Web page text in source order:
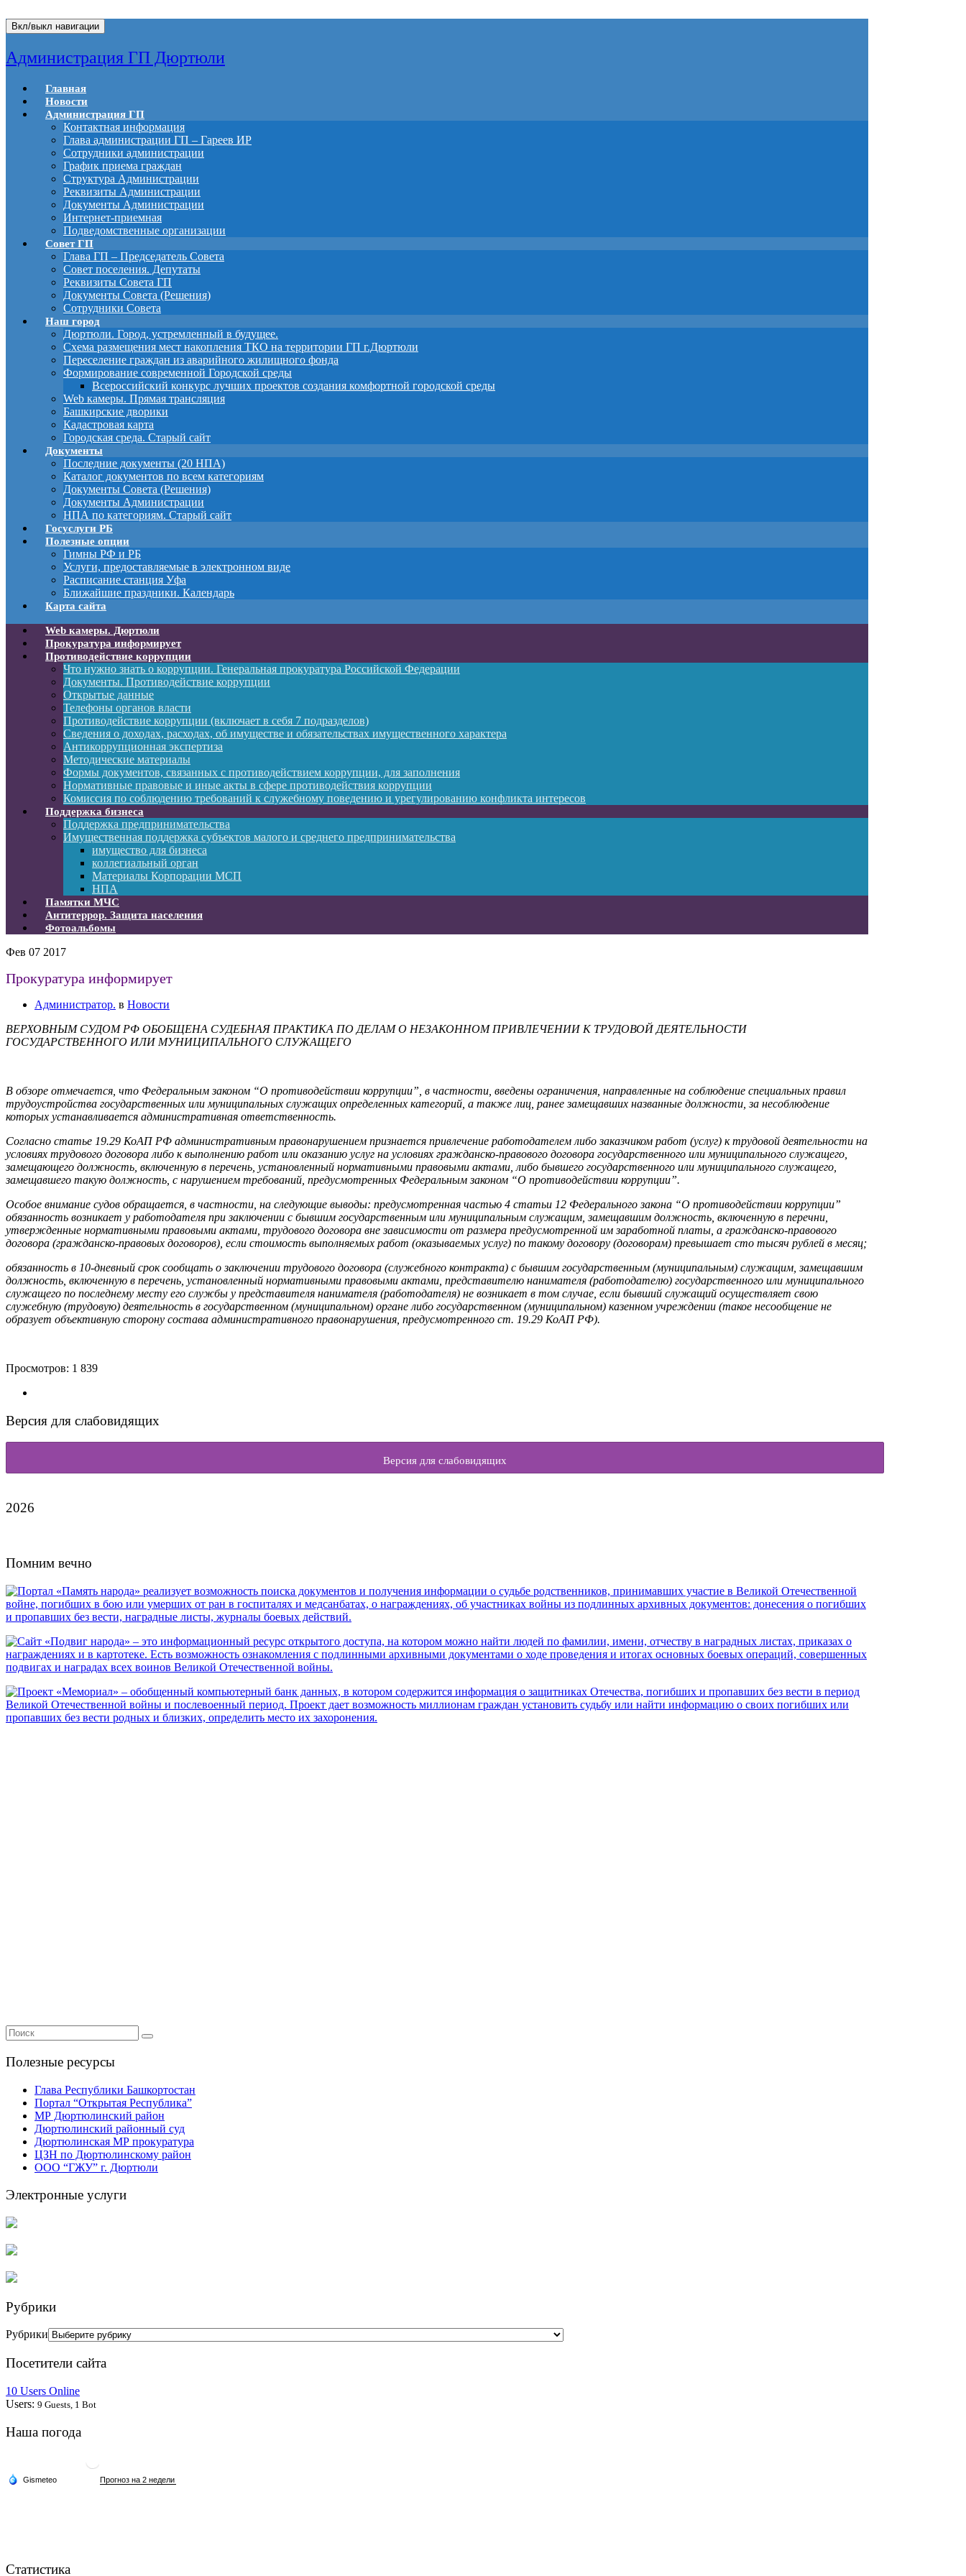
Вкл/выкл навигации
Администрация ГП Дюртюли
Главная
Новости
Администрация ГП
Контактная информация
Глава администрации ГП – Гареев ИР
Сотрудники администрации
График приема граждан
Структура Администрации
Реквизиты Администрации
Документы Администрации
Интернет-приемная
Подведомственные организации
Совет ГП
Глава ГП – Председатель Совета
Совет поселения. Депутаты
Реквизиты Совета ГП
Документы Совета (Решения)
Сотрудники Совета
Наш город
Дюртюли. Город, устремленный в будущее.
Схема размещения мест накопления ТКО на территории ГП г.Дюртюли
Переселение граждан из аварийного жилищного фонда
Формирование современной Городской среды
Всероссийский конкурс лучших проектов создания комфортной городской среды
Web камеры. Прямая трансляция
Башкирские дворики
Кадастровая карта
Городская среда. Старый сайт
Документы
Последние документы (20 НПА)
Каталог документов по всем категориям
Документы Совета (Решения)
Документы Администрации
НПА по категориям. Старый сайт
Госуслуги РБ
Полезные опции
Гимны РФ и РБ
Услуги, предоставляемые в электронном виде
Расписание станция Уфа
Ближайшие праздники. Календарь
Карта сайта
Web камеры. Дюртюли
Прокуратура информирует
Противодействие коррупции
Что нужно знать о коррупции. Генеральная прокуратура Российской Федерации
Документы. Противодействие коррупции
Открытые данные
Телефоны органов власти
Противодействие коррупции (включает в себя 7 подразделов)
Сведения о доходах, расходах, об имуществе и обязательствах имущественного характера
Антикоррупционная экспертиза
Методические материалы
Формы документов, связанных с противодействием коррупции, для заполнения
Нормативные правовые и иные акты в сфере противодействия коррупции
Комиссия по соблюдению требований к служебному поведению и урегулированию конфликта интересов
Поддержка бизнеса
Поддержка предпринимательства
Имущественная поддержка субъектов малого и среднего предпринимательства
имущество для бизнеса
коллегиальный орган
Материалы Корпорации МСП
НПА
Памятки МЧС
Антитеррор. Защита населения
Фотоальбомы
Фев 07 2017
Прокуратура информирует
Администратор. в Новости
ВЕРХОВНЫМ СУДОМ РФ ОБОБЩЕНА СУДЕБНАЯ ПРАКТИКА ПО ДЕЛАМ О НЕЗАКОННОМ ПРИВЛЕЧЕНИИ К ТРУДОВОЙ ДЕЯТЕЛЬНОСТИ
ГОСУДАРСТВЕННОГО ИЛИ МУНИЦИПАЛЬНОГО СЛУЖАЩЕГО
В обзоре отмечается, что Федеральным законом “О противодействии коррупции”, в частности, введены ограничения, направленные на соблюдение специальных правил
трудоустройства государственных или муниципальных служащих определенных категорий, а также лиц, ранее замещавших названные должности, за несоблюдение
которых устанавливается административная ответственность.
Согласно статье 19.29 КоАП РФ административным правонарушением признается привлечение работодателем либо заказчиком работ (услуг) к трудовой деятельности на
условиях трудового договора либо к выполнению работ или оказанию услуг на условиях гражданско-правового договора государственного или муниципального служащего,
замещающего должность, включенную в перечень, установленный нормативными правовыми актами, либо бывшего государственного или муниципального служащего,
замещавшего такую должность, с нарушением требований, предусмотренных Федеральным законом “О противодействии коррупции”.
Особое внимание судов обращается, в частности, на следующие выводы: предусмотренная частью 4 статьи 12 Федерального закона “О противодействии коррупции”
обязанность возникает у работодателя при заключении с бывшим государственным или муниципальным служащим, замещавшим должность, включенную в перечни,
утвержденные нормативными правовыми актами, трудового договора вне зависимости от размера предусмотренной им заработной платы, а гражданско-правового
договора (гражданско-правовых договоров), если стоимость выполняемых работ (оказываемых услуг) по такому договору (договорам) превышает сто тысяч рублей в месяц;
обязанность в 10-дневный срок сообщать о заключении трудового договора (служебного контракта) с бывшим государственным (муниципальным) служащим, замещавшим
должность, включенную в перечень, установленный нормативными правовыми актами, представителю нанимателя (работодателю) государственного или муниципального
служащего по последнему месту его службы у представителя нанимателя (работодателя) не возникает в том случае, если бывший служащий осуществляет свою
служебную (трудовую) деятельность в государственном (муниципальном) органе либо государственном (муниципальном) казенном учреждении (такое несообщение не
образует объективную сторону состава административного правонарушения, предусмотренного ст. 19.29 КоАП РФ).
Просмотров: 1 839
Версия для слабовидящих
Версия для слабовидящих
2026
Помним вечно
Полезные ресурсы
Глава Республики Башкортостан
Портал “Открытая Республика”
МР Дюртюлинский район
Дюртюлинский районный суд
Дюртюлинская МР прокуратура
ЦЗН по Дюртюлинскому район
ООО “ГЖУ” г. Дюртюли
Электронные услуги
Рубрики
Рубрики
Посетители сайта
10 Users Online
Users: 9 Guests, 1 Bot
Наша погода
Статистика